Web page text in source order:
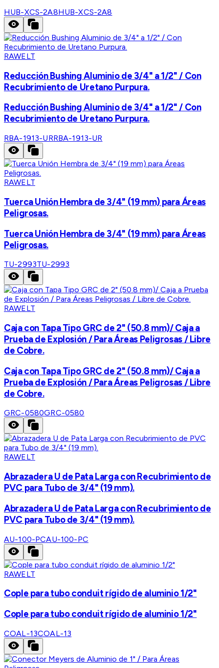
HUB-XCS-2A8HUB-XCS-2A8
RAWELT
Reducción Bushing Aluminio de 3/4" a 1/2" / Con
Recubrimiento de Uretano Purpura.
Reducción Bushing Aluminio de 3/4" a 1/2" / Con
Recubrimiento de Uretano Purpura.
RBA-1913-URRBA-1913-UR
RAWELT
Tuerca Unión Hembra de 3/4" (19 mm) para Áreas
Peligrosas.
Tuerca Unión Hembra de 3/4" (19 mm) para Áreas
Peligrosas.
TU-2993TU-2993
RAWELT
Caja con Tapa Tipo GRC de 2" (50.8 mm)/ Caja a
Prueba de Explosión / Para Áreas Peligrosas / Libre
de Cobre.
Caja con Tapa Tipo GRC de 2" (50.8 mm)/ Caja a
Prueba de Explosión / Para Áreas Peligrosas / Libre
de Cobre.
GRC-0580GRC-0580
RAWELT
Abrazadera U de Pata Larga con Recubrimiento de
PVC para Tubo de 3/4" (19 mm).
Abrazadera U de Pata Larga con Recubrimiento de
PVC para Tubo de 3/4" (19 mm).
AU-100-PCAU-100-PC
RAWELT
Cople para tubo conduit rígido de aluminio 1/2"
Cople para tubo conduit rígido de aluminio 1/2"
COAL-13COAL-13